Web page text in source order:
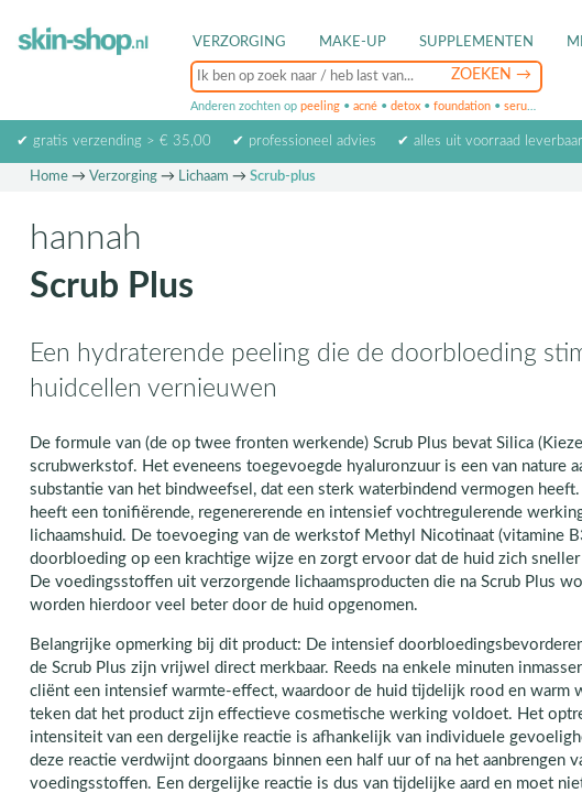
VERZORGING MAKE-UP SUPPLEMENTEN
Anderen zochten op peeling • acné • detox • foundation • serum
✔ gratis verzending > € 35,00 ✔ professioneel advies ✔ alles uit voorraad leverbaar
Home→ Verzorging→ Lichaam → Scrub-plus
hannah
Scrub Plus
Een hydraterende peeling die de doorbloeding
huidcellen vernieuwen
De formule van (de op twee fronten werkende) Scrub Plus bevat Silica
scrubwerkstof. Het eveneens toegevoegde hyaluronzuur is een van nature
substantie van het bindweefsel, dat een sterk waterbindend vermogen
heeft een tonifiërende, regenererende en intensief vochtregulerende
lichaamshuid. De toevoeging van de werkstof Methyl Nicotinaat (vitamine
doorbloeding op een krachtige wijze en zorgt ervoor dat de huid zich
De voedingsstoffen uit verzorgende lichaamsproducten die na Scrub Plus
worden hierdoor veel beter door de huid opgenomen.
Belangrijke opmerking bij dit product: De intensief
de Scrub Plus zijn vrijwel direct merkbaar. Reeds na enkele minuten
cliënt een intensief warmte-effect, waardoor de huid tijdelijk rood en warm
teken dat het product zijn effectieve cosmetische werking voldoet. Het
intensiteit van een dergelijke reactie is afhankelijk van individuele
deze reactie verdwijnt doorgaans binnen een half uur of na het aanbrengen
voedingsstoffen. Een dergelijke reactie is dus van tijdelijke aard en moet